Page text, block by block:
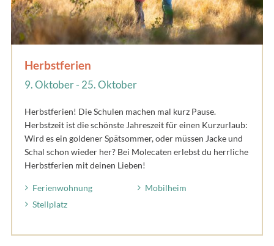
Herbstferien
9. Oktober - 25. Oktober
Herbstferien! Die Schulen machen mal kurz Pause.
Herbstzeit ist die schönste Jahreszeit für einen Kurzurlaub:
Wird es ein goldener Spätsommer, oder müssen Jacke und
Schal schon wieder her? Bei Molecaten erlebst du herrliche
Herbstferien mit deinen Lieben!
Ferienwohnung
Mobilheim
Stellplatz